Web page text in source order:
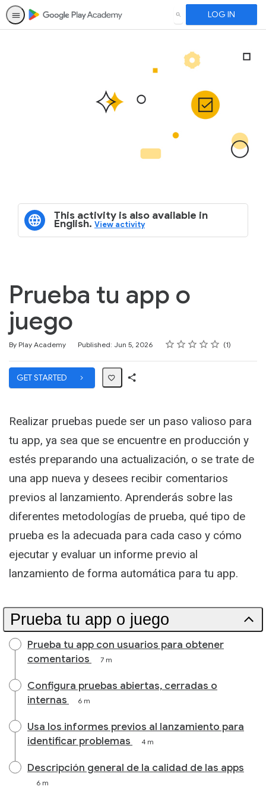
SEARCH LOG IN
This activity is also available in
English. View activity
Prueba tu app o
juego
By Play Academy Published: Jun 5, 2026 Rating
1 star
2 stars
3 stars
4 stars
5 stars
Average rating: 5.0 1
1 review
GET STARTED
Realizar pruebas puede ser un paso valioso para
tu app, ya sea que se encuentre en producción y
estés preparando una actualización, o se trate de
una app nueva y desees recibir comentarios
previos al lanzamiento. Aprenderás sobre las
diferentes metodologías de prueba, qué tipo de
prueba es la adecuada para cada caso y cómo
ejecutar y evaluar un informe previo al
lanzamiento de forma automática para tu app.
Prueba tu app o juego
Prueba tu app con usuarios para obtener
comentarios
7 m
Configura pruebas abiertas, cerradas o
internas
6 m
Usa los informes previos al lanzamiento para
identificar problemas
4 m
Descripción general de la calidad de las apps
6 m